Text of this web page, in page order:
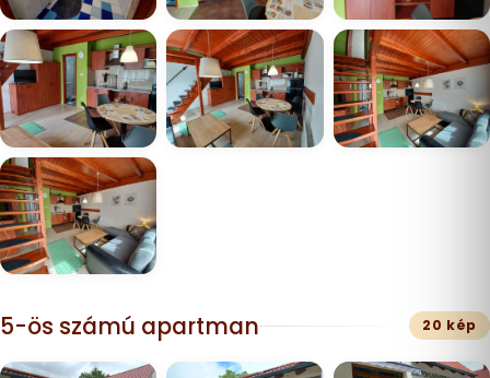
5-ös számú apartman 20 kép